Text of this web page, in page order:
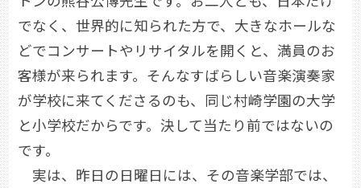
でなく、世界的に知られた方で、大きなホールな
どでコンサートやリサイタルを開くと、満員のお
客様が来られます。そんなすばらしい音楽演奏家
が学校に来てくださるのも、同じ村崎学園の大学
と小学校だからです。決して当たり前ではないの
です。
実は、昨日の日曜日には、その音楽学部では、